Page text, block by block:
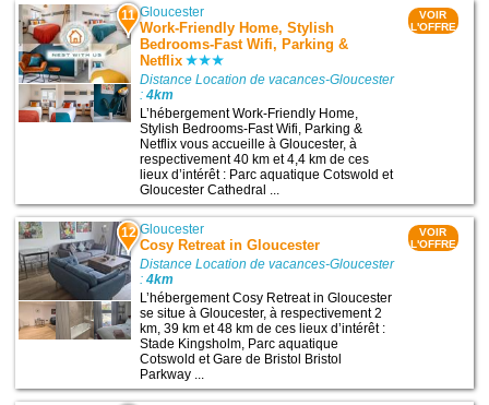
11 Gloucester
Work-Friendly Home, Stylish
Bedrooms-Fast Wifi, Parking &
Netflix
Distance Location de vacances-Gloucester
:4km
L’hébergement Work-Friendly Home,
Stylish Bedrooms-Fast Wifi, Parking &
Netflix vous accueille à Gloucester, à
respectivement 40 km et 4,4 km de ces
lieux d’intérêt : Parc aquatique Cotswold et
Gloucester Cathedral ...
VOIR
L'OFFRE
12 Gloucester
Cosy Retreat in Gloucester
Distance Location de vacances-Gloucester
:4km
L’hébergement Cosy Retreat in Gloucester
se situe à Gloucester, à respectivement 2
km, 39 km et 48 km de ces lieux d’intérêt :
Stade Kingsholm, Parc aquatique
Cotswold et Gare de Bristol Bristol
Parkway ...
VOIR
L'OFFRE